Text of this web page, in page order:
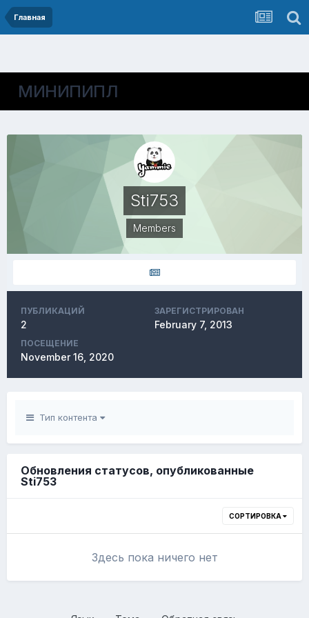
Главная
МИНИПИПЛ
Sti753
Members
ПУБЛИКАЦИЙ
2
ЗАРЕГИСТРИРОВАН
February 7, 2013
ПОСЕЩЕНИЕ
November 16, 2020
Тип контента
Обновления статусов, опубликованные
Sti753
СОРТИРОВКА
Здесь пока ничего нет